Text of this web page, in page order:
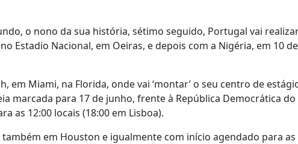
o nono da sua história, sétimo seguido, Portugal vai
Estadio Nacional, em Oeiras, e depois com a Nigéria, em 10
em Miami, na Florida, onde vai ‘montar’ o seu centro de
marcada para 17 de junho, frente à República Democrática do
as 12:00 locais (18:00 em Lisboa).
em Houston e igualmente com início agendado para as